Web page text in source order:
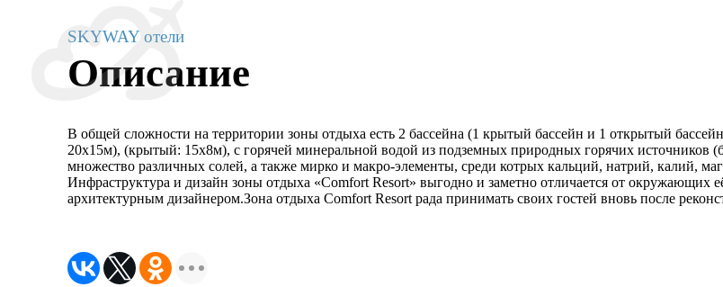
SKYWAY отели
Описание
В общей сложности на территории зоны отдыха есть 2 бассейна (1 крытый бассейн и 1 открытый
20х15м), (крытый: 15х8м), с горячей минеральной водой из подземных природных горячих источников
множество различных солей, а также мирко и макро-элементы, среди котрых кальций, натрий, калий,
Инфраструктура и дизайн зоны отдыха «Comfort Resort» выгодно и заметно отличается от окружающих
архитектурным дизайнером.Зона отдыха Comfort Resort рада принимать своих гостей вновь после